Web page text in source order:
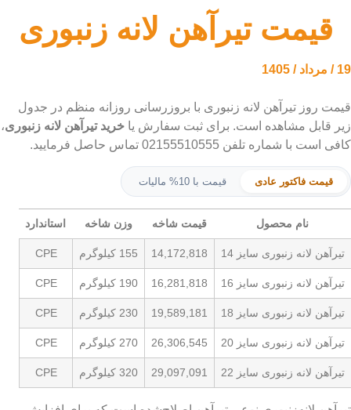
لانه زنبوری
زنبوری با بروزرسانی روزانه منظم در جدول
است. برای ثبت سفارش یاخرید تیرآهن لانه زنبوری،
حاصل فرمایید.
قیمت با 10% مالیات
قیمت شاخه وزن شاخه استاندارد
14
14,172,818 155 کیلوگرم CPE
16
16,281,818 190 کیلوگرم CPE
18
19,589,181 230 کیلوگرم CPE
20
26,306,545 270 کیلوگرم CPE
22
29,097,091 320 کیلوگرم CPE